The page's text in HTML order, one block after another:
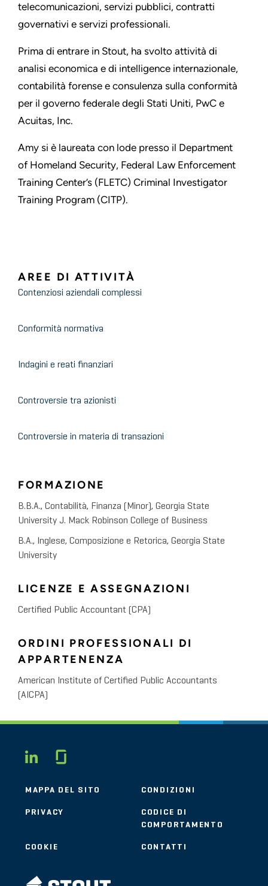
telecomunicazioni, servizi pubblici, contratti
governativi e servizi professionali.
Prima di entrare in Stout, ha svolto attività di
analisi economica e di intelligence internazionale,
contabilità forense e consulenza sulla conformità
per il governo federale degli Stati Uniti, PwC e
Acuitas, Inc.
Amy si è laureata con lode presso il Department
of Homeland Security, Federal Law Enforcement
Training Center’s (FLETC) Criminal Investigator
Training Program (CITP).
AREE DI ATTIVITÀ
Contenziosi aziendali complessi
Conformità normativa
Indagini e reati finanziari
Controversie tra azionisti
Controversie in materia di transazioni
FORMAZIONE
B.B.A., Contabilità, Finanza (Minor), Georgia State
University J. Mack Robinson College of Business
B.A., Inglese, Composizione e Retorica, Georgia State
University
LICENZE E ASSEGNAZIONI
Certified Public Accountant (CPA)
ORDINI PROFESSIONALI DI
APPARTENENZA
American Institute of Certified Public Accountants
(AICPA)
LINKEDIN
MAPPA DEL SITO CONDIZIONI
PRIVACY
CODICE DI
COMPORTAMENTO
COOKIE CONTATTI
STOUT LOGO